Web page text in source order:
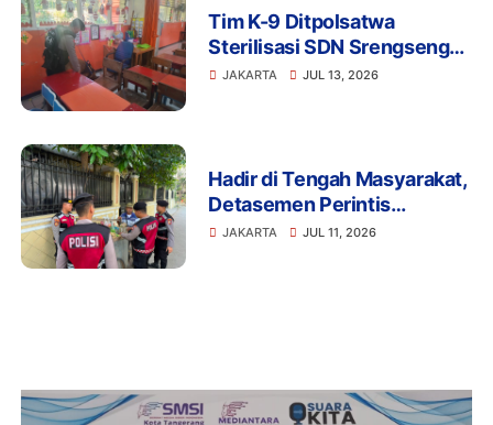
Tim K-9 Ditpolsatwa
Sterilisasi SDN Srengseng
Sawah 15 Jaksel Usai
JAKARTA JUL 13, 2026
Hadir di Tengah Masyarakat,
Detasemen Perintis
Korsabhara Polri Gelar
JAKARTA JUL 11, 2026